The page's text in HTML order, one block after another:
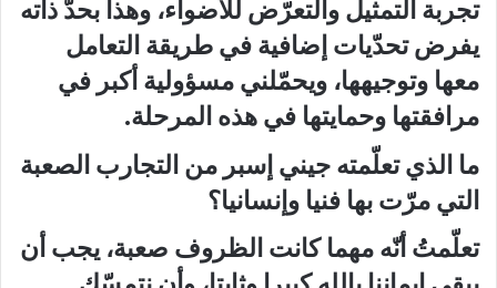
تجربة التمثيل والتعرّض للأضواء، وهذا بحدّ ذاته
يفرض تحدّيات إضافية في طريقة التعامل
معها وتوجيهها، ويحمّلني مسؤولية أكبر في
مرافقتها وحمايتها في هذه المرحلة.
ما الذي تعلّمته جيني إسبر من التجارب الصعبة
التي مرّت بها فنيا وإنسانيا؟
تعلّمتُ أنّه مهما كانت الظروف صعبة، يجب أن